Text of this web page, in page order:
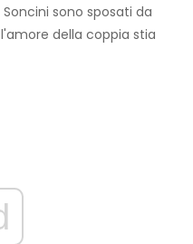
sono sposati da
della coppia stia